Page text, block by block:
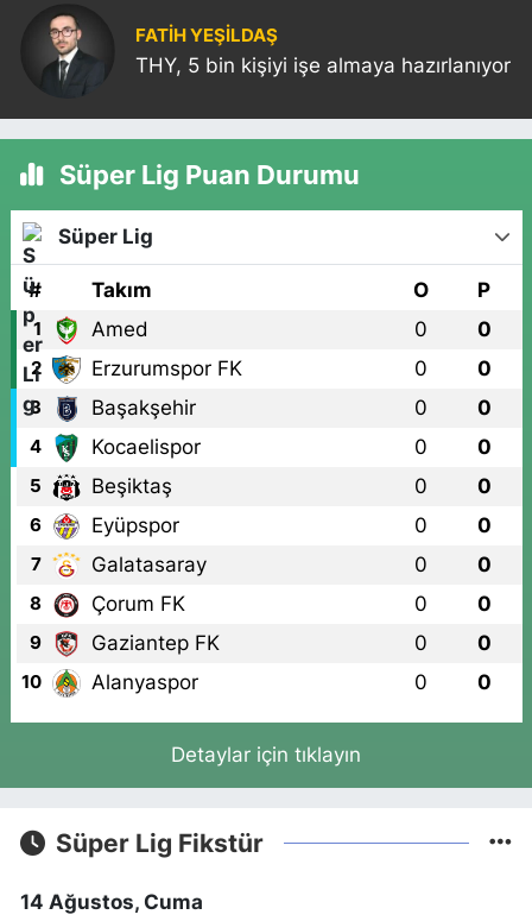
FATIH YEŞİLDAŞ
THY, 5 bin kişiyi işe almaya hazırlanıyor
Süper Lig Puan Durumu
Süper Lig
# Takım O P
1 Amed 0 0
2 Erzurumspor FK 0 0
3 Başakşehir 0 0
4 Kocaelispor 0 0
5 Beşiktaş 0 0
6 Eyüpspor 0 0
7 Galatasaray 0 0
8 Çorum FK 0 0
9 Gaziantep FK 0 0
10 Alanyaspor 0 0
Detaylar için tıklayın
Süper Lig Fikstür
14 Ağustos, Cuma